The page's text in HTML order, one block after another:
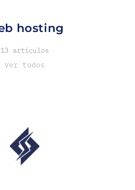
hosting
13 artículos
Ver todos